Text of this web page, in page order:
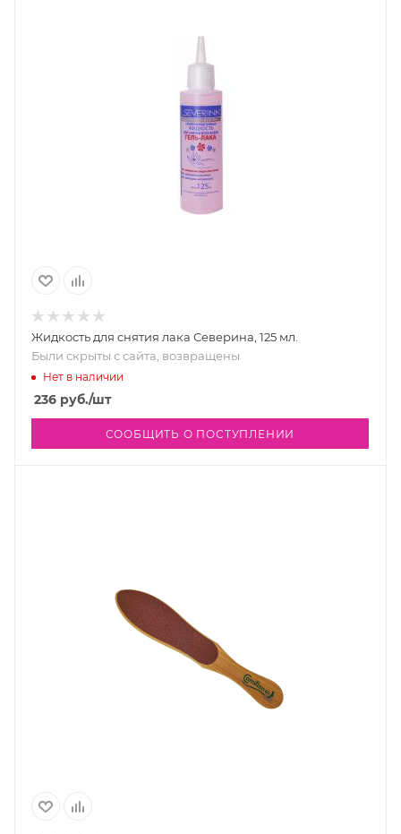
Жидкость для снятия лака Северина, 125 мл.
Были скрыты с сайта, возвращены
Нет в наличии
236 руб./шт
СООБЩИТЬ О ПОСТУПЛЕНИИ